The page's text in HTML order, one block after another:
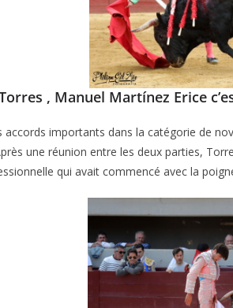
, Manuel Martínez Erice
accords importants dans la catégorie de
une réunion entre les deux parties,
qui avait commencé avec la
Arles : au seuil des
espérances.
02/04/2026 Olivier Castelnau